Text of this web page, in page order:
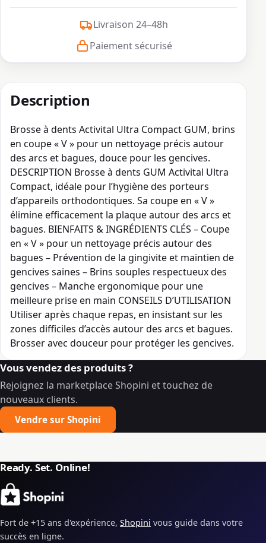
Livraison 24–48h
Paiement sécurisé
Description
Brosse à dents Activital Ultra Compact GUM, brins
en coupe « V » pour un nettoyage précis autour
des arcs et bagues, douce pour les gencives.
DESCRIPTION Brosse à dents GUM Activital Ultra
Compact, idéale pour l’hygiène des porteurs
d’appareils orthodontiques. Sa coupe en « V »
élimine efficacement la plaque autour des arcs et
bagues. BIENFAITS & INGRÉDIENTS CLÉS – Coupe
en « V » pour un nettoyage précis autour des
bagues – Prévention de la gingivite et maintien de
gencives saines – Brins souples respectueux des
gencives – Manche ergonomique pour une
meilleure prise en main CONSEILS D’UTILISATION
Utiliser après chaque repas, en insistant sur les
zones difficiles d’accès autour des arcs et bagues.
Brosser avec douceur pour protéger les gencives.
Vous vendez des produits ?
Rejoignez la marketplace Shopini et touchez de
nouveaux clients.
Vendre sur Shopini
Ready. Set. Online!
Fort de +15 ans d'expérience, Shopini vous guide dans votre
succès en ligne.